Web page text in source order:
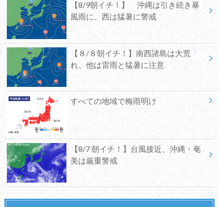
【8/9朝イチ！】 沖縄は引き続き暴
風雨に、西は猛暑に警戒
【８/８朝イチ！】南西諸島は大荒
れ、他は雷雨と猛暑に注意
すべての地域で梅雨明け
【8/7 朝イチ！】台風接近、沖縄・奄
美は厳重警戒